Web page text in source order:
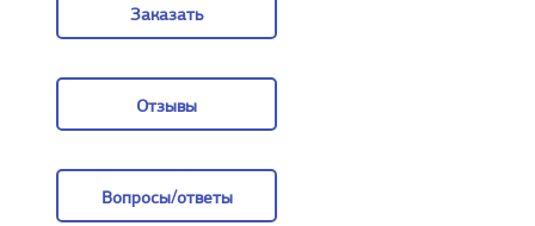
Заказать
Отзывы
Вопросы/ответы